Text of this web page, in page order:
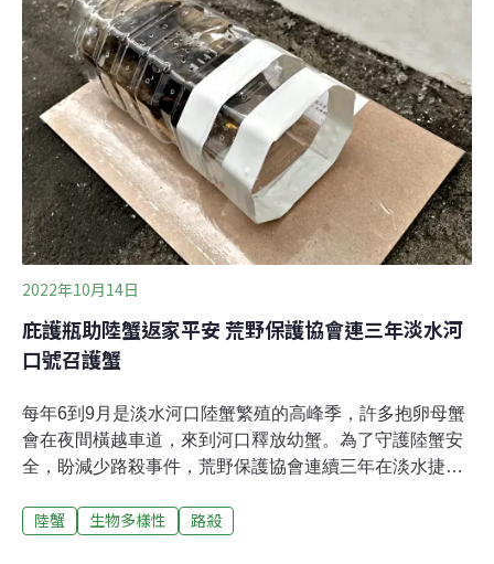
必須恢復，一方面提供原本棲息此處的陸蟹物種生存環
境， 一方面提供棲息內陸之陸蟹降海遷徙休息、掩蔽的環
境，減少被天敵獵殺及乾燥死亡的風險。陸蟹專家劉烘昌
表示，2011年執行「阿塱壹暫訂自然保留區的陸蟹調查」
時，便在旭海村海巡哨所至阿朗壹自然保留區入口處的海
岸，記錄到9科34種陸蟹，超出自然保留區範圍內的31
種，其中有10種棲息在水泥道路內陸側的
2022年10月14日
庇護瓶助陸蟹返家平安 荒野保護協會連三年淡水河
口號召護蟹
每年6到9月是淡水河口陸蟹繁殖的高峰季，許多抱卵母蟹
會在夜間橫越車道，來到河口釋放幼蟹。為了守護陸蟹安
全，盼減少路殺事件，荒野保護協會連續三年在淡水捷運
點，並進行相關議題的宣導。停車場是陸蟹易遭路殺，或
陸蟹 生物多樣性 路殺